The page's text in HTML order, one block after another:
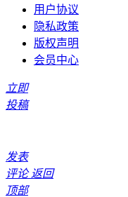
用户协议
隐私政策
版权声明
会员中心
立即
投稿
发表
评论 返回
顶部